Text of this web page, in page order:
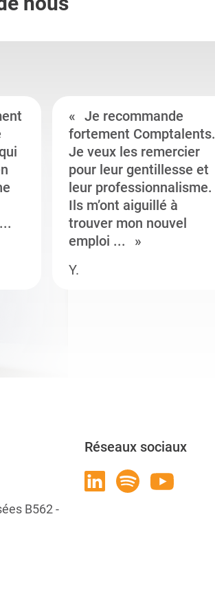
Je recommande
fortement Comptalents.
Je veux les remercier
pour leur gentillesse et
leur professionnalisme.
Ils m’ont aiguillé à
trouver mon nouvel
emploi ...
Y.
B562 -
Réseaux sociaux